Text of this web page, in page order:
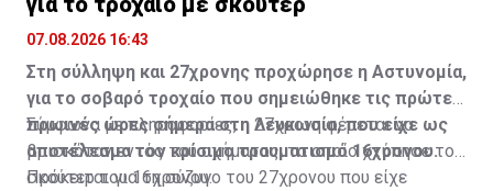
07.08.2026 16:43
Στη σύλληψη και 27χρονης προχώρησε η Αστυνομία,
για το σοβαρό τροχαίο που σημειώθηκε τις πρώτες
πρωινές ώρες σήμερα στη Λευκωσία, που είχε ως
αποτέλεσμα τον κρίσιμο τραυματισμό 16χρονου.
Σύμφωνα με πληροφορίες, η 27χρονη φέρεται να
βρισκόταν εντός του οχήματος, το οποίο χτύπησε το
σκούτερ του 16χρονου.
Πρόκειται για τη σύζυγο του 27χρονου που είχε